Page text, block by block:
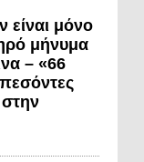
είναι μόνο
μήνυμα
– «66